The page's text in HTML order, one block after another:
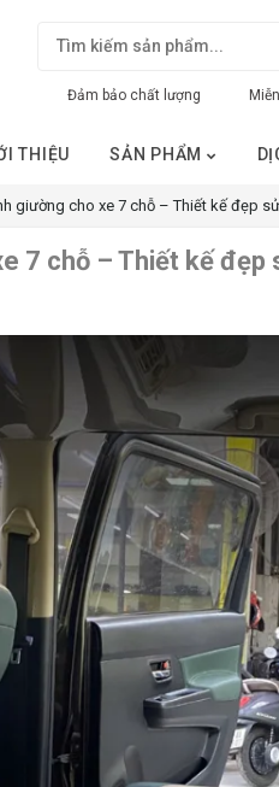
Đảm bảo chất lượng
THIỆU SẢN PHẨM
giường cho xe 7 chỗ – Thiết kế đẹp
7 chỗ – Thiết kế đẹp